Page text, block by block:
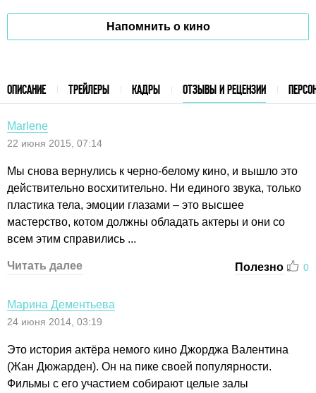
Напомнить о кино
ОПИСАНИЕ ТРЕЙЛЕРЫ КАДРЫ ОТЗЫВЫ И РЕЦЕНЗИИ
Marlene
22 июня 2015, 07:14
Мы снова вернулись к черно-белому кино, и вышло это
действительно восхитительно. Ни единого звука, только
пластика тела, эмоции глазами – это высшее
мастерство, котом должны обладать актеры и они со
всем этим справились ...
Читать далее Полезно 0
Марина Дементьева
24 июня 2014, 03:19
Это история актёра немого кино Джорджа Валентина
(Жан Дюжарден). Он на пике своей популярности.
Фильмы с его участием собирают целые залы